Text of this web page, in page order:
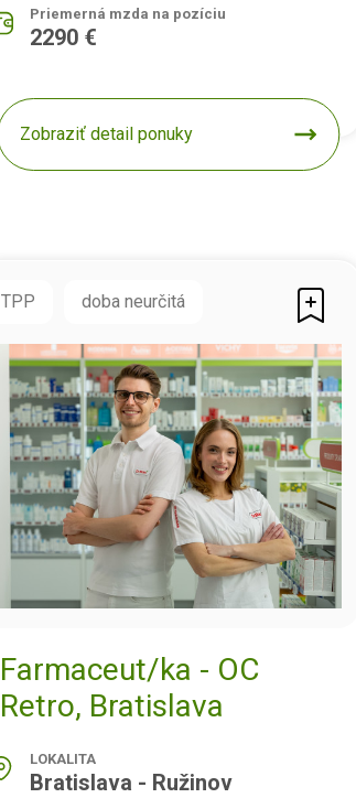
Priemerná mzda na pozíciu
2290 €
Zobraziť detail ponuky
TPP doba neurčitá
Farmaceut/ka - OC
Retro, Bratislava
LOKALITA
Bratislava - Ružinov